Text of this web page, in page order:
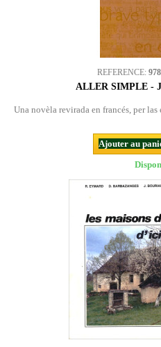
REFERENCE:
ALLER SIMPLE -
Una novèla revirada en francés, per
Ajouter au